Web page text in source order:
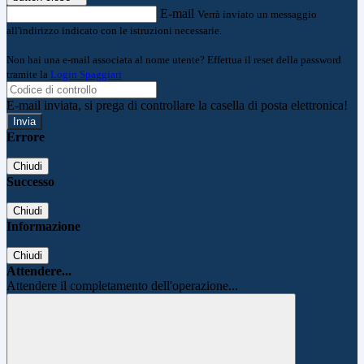
E-mail Verrà inviato un messaggio
all'indirizzo indicato con le istruzioni necessarie.
Non hai una e-mail associata al nome utente? Effettua il reset della password
tramite la Login Spaggiari
E-mail inviata, si prega di controllare la casella di posta elettronica!
Errore
Chiudi
Successo
Chiudi
Informazione
Chiudi
Attendere...
Attendere il completamento dell'operazione...